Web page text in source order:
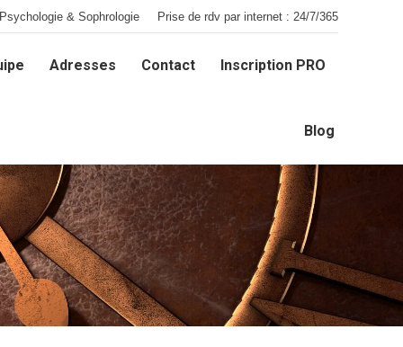
& Sophrologie Prise de rdv par internet : 24/7/365
Adresses Contact Inscription PRO
Blog
Adresses Contact Inscription PRO